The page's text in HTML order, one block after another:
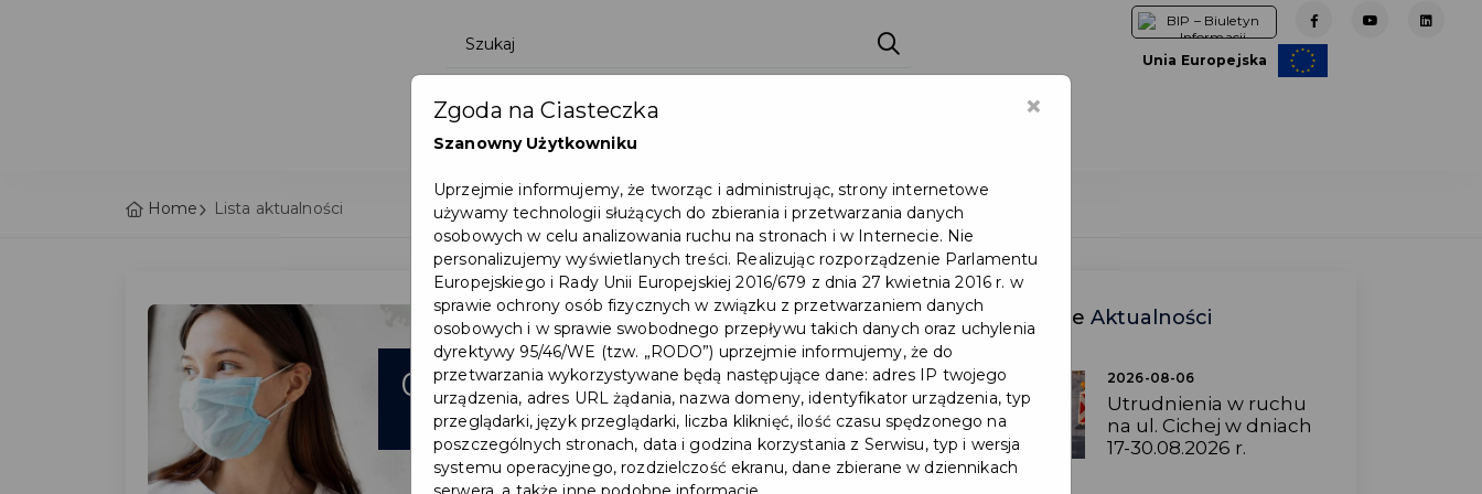
Unia Europejska
Home Lista aktualności
02
Pakiet 50 maseczek na
jedno gospodarstwo
domowe - do wyczerpania
zapasów
Ostatnie Aktualności
2026-08-06
Utrudnienia w ruchu
na ul. Cichej w dniach
17-30.08.2026 r.
×
Zgoda na Ciasteczka
Szanowny Użytkowniku
Uprzejmie informujemy, że tworząc i administrując, strony internetowe
używamy technologii służących do zbierania i przetwarzania danych
osobowych w celu analizowania ruchu na stronach i w Internecie. Nie
personalizujemy wyświetlanych treści. Realizując rozporządzenie Parlamentu
Europejskiego i Rady Unii Europejskiej 2016/679 z dnia 27 kwietnia 2016 r. w
sprawie ochrony osób fizycznych w związku z przetwarzaniem danych
osobowych i w sprawie swobodnego przepływu takich danych oraz uchylenia
dyrektywy 95/46/WE (tzw. „RODO”) uprzejmie informujemy, że do
przetwarzania wykorzystywane będą następujące dane: adres IP twojego
urządzenia, adres URL żądania, nazwa domeny, identyfikator urządzenia, typ
przeglądarki, język przeglądarki, liczba kliknięć, ilość czasu spędzonego na
poszczególnych stronach, data i godzina korzystania z Serwisu, typ i wersja
systemu operacyjnego, rozdzielczość ekranu, dane zbierane w dziennikach